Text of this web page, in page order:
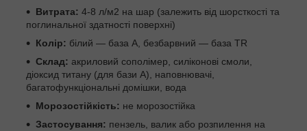
Витрата: 4-8 л/м2 на шар (залежить від шорсткості та
поглинальної здатності поверхні)
Колір: білий — база А, безбарвний — база TR
Склад: акриловий сополімер, силіконові смоли,
діоксид титану (для бази А), наповнювачі,
багатофункціональні домішки, вода
Морозостійкість: не морозостійка
Застосування: пензель, валик або розпилення на